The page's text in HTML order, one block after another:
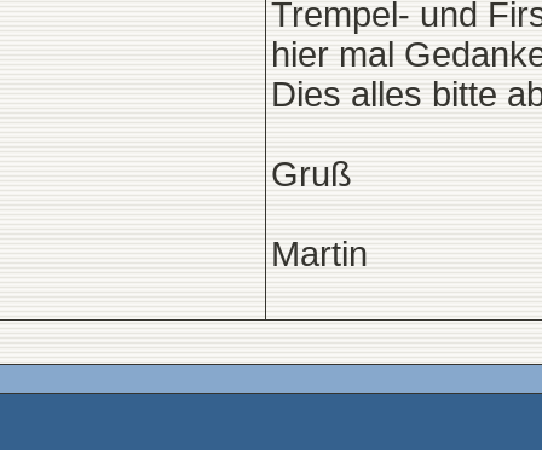
Trempel- und
hier mal
Dies alles bitte
Gruß
Martin